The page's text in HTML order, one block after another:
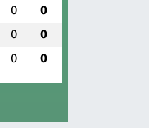
0 0
0 0
0 0